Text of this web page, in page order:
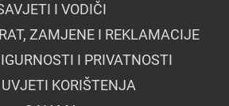
I VODIČI
ZAMJENE I REKLAMACIJE
I PRIVATNOSTI
KORIŠTENJA